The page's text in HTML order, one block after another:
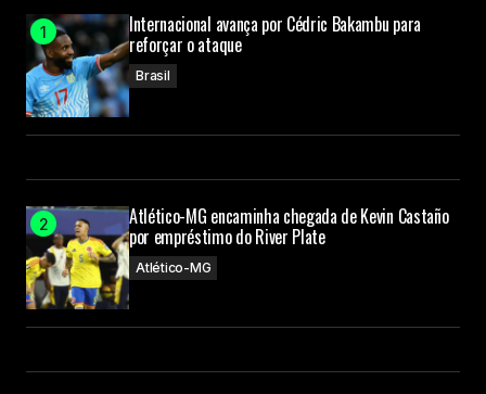
Internacional avança por Cédric Bakambu para
reforçar o ataque
Brasil
Atlético-MG encaminha chegada de Kevin Castaño
por empréstimo do River Plate
Atlético-MG